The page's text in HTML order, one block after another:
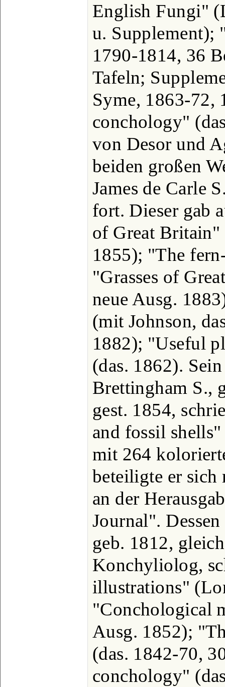
English Fungi"
u. Supplement);
1790-1814, 36
Tafeln;
Syme, 1863-72,
conchology"
von Desor und
beiden großen
James de Carle
fort. Dieser gab
of Great
1855); "The
"Grasses of
neue Ausg.
(mit Johnson,
1882); "Useful
(das. 1862).
Brettingham S.,
gest. 1854,
and fossil
mit 264
beteiligte er
an der
Journal".
geb. 1812,
Konchyliolog,
illustrations"
"Conchological
Ausg. 1852);
(das. 1842-70,
conchology"